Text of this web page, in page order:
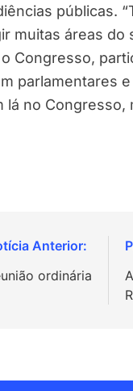
públicas.
muitas áreas
Congresso,
parlamentares
no Congresso,
ordinária